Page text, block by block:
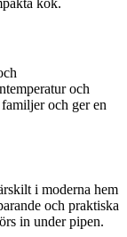
kök.
och
och ger en
i moderna hem
och praktiska
in under pipen.